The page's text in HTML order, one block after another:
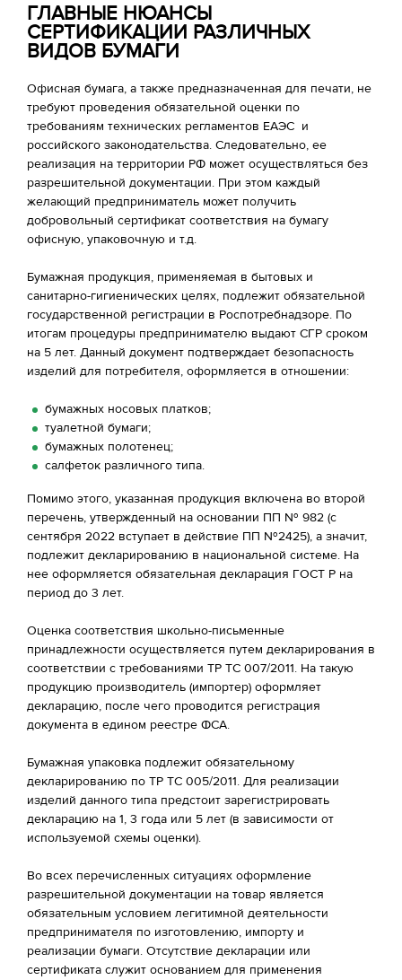
ГЛАВНЫЕ НЮАНСЫ
СЕРТИФИКАЦИИ РАЗЛИЧНЫХ
ВИДОВ БУМАГИ
Офисная бумага, а также предназначенная для печати, не
требуют проведения обязательной оценки по
требованиям технических регламентов ЕАЭС и
российского законодательства. Следовательно, ее
реализация на территории РФ может осуществляться без
разрешительной документации. При этом каждый
желающий предприниматель может получить
добровольный сертификат соответствия на бумагу
офисную, упаковочную и т.д.
Бумажная продукция, применяемая в бытовых и
санитарно-гигиенических целях, подлежит обязательной
государственной регистрации в Роспотребнадзоре. По
итогам процедуры предпринимателю выдают СГР сроком
на 5 лет. Данный документ подтверждает безопасность
изделий для потребителя, оформляется в отношении:
бумажных носовых платков;
туалетной бумаги;
бумажных полотенец;
салфеток различного типа.
Помимо этого, указанная продукция включена во второй
перечень, утвержденный на основании ПП № 982 (с
сентября 2022 вступает в действие ПП №2425), а значит,
подлежит декларированию в национальной системе. На
нее оформляется обязательная декларация ГОСТ Р на
период до 3 лет.
Оценка соответствия школьно-письменные
принадлежности осуществляется путем декларирования в
соответствии с требованиями ТР ТС 007/2011. На такую
продукцию производитель (импортер) оформляет
декларацию, после чего проводится регистрация
документа в едином реестре ФСА.
Бумажная упаковка подлежит обязательному
декларированию по ТР ТС 005/2011. Для реализации
изделий данного типа предстоит зарегистрировать
декларацию на 1, 3 года или 5 лет (в зависимости от
используемой схемы оценки).
Во всех перечисленных ситуациях оформление
разрешительной документации на товар является
обязательным условием легитимной деятельности
предпринимателя по изготовлению, импорту и
реализации бумаги. Отсутствие декларации или
сертификата служит основанием для применения